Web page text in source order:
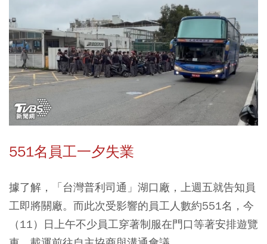
551名員工一夕失業
據了解，「台灣普利司通」湖口廠，上週五就告知員
工即將關廠。而此次受影響的員工人數約551名，今
（11）日上午不少員工穿著制服在門口等著安排遊覽